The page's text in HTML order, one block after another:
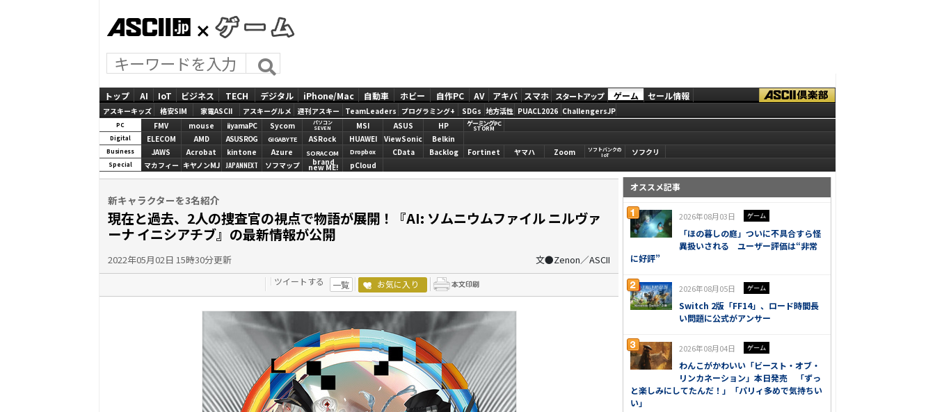
トップ AI IoT ビジネス TECH デジタル iPhone/Mac 自動車 ホビー 自作PC AV アキバ スマホ スタートアップ ゲーム セール情報
アスキーキッズ 格安SIM 家電ASCII アスキーグルメ 週刊アスキー TeamLeaders プログラミング+ SDGs 地方活性 PUACL2026 ChallengersJP
PC FMV mouse iiyamaPC Sycom
パソコン
SEVEN
MSI ASUS HP ゲーミングPC
STORM
Digital ELECOM AMD ASUS ROG GIGABYTE ASRock HUAWEI ViewSonic Belkin
Business JAWS Acrobat kintone Azure SORACOM Dropbox CData Backlog Fortinet ヤマハ Zoom
ソフトバンクの
IoT
ソフクリ
Special マカフィー キヤノンMJ JAPANNEXT ソフマップ brand
new ME! pCloud
新キャラクターを3名紹介
現在と過去、2人の捜査官の視点で物語が展開！『AI: ソムニウムファイル ニルヴァ
ーナ イニシアチブ』の最新情報が公開
2022年05月02日 15時30分更新 文●Zenon／ASCII
ツイートする 一覧 お気に入り
オススメ記事
2026年08月03日 ゲーム
「ほの暮しの庭」ついに不具合すら怪
異扱いされる ユーザー評価は“非常
に好評”
2026年08月05日 ゲーム
Switch 2版「FF14」、ロード時間長
い問題に公式がアンサー
2026年08月04日 ゲーム
わんこがかわいい「ビースト・オブ・
リンカネーション」本日発売 「ずっ
と楽しみにしてたんだ！」「パリィ多めで気持ちい
い」